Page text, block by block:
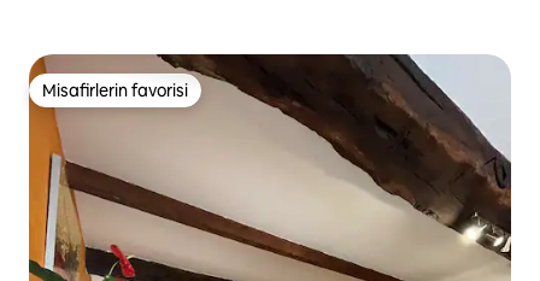
Misafirlerin favorisi
Misafirlerin favorisi